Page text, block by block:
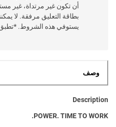
أن تكون غير مرتداة، غير
بطاقة التعليق مرفقة. لا
يستوفي هذه الشروط. *تطبق
وصف
Description
POWER. TIME TO WORK.